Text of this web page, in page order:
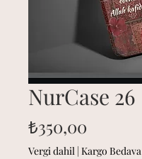
NurCase 26
₺350,00
Vergi dahil Kargo Bedava